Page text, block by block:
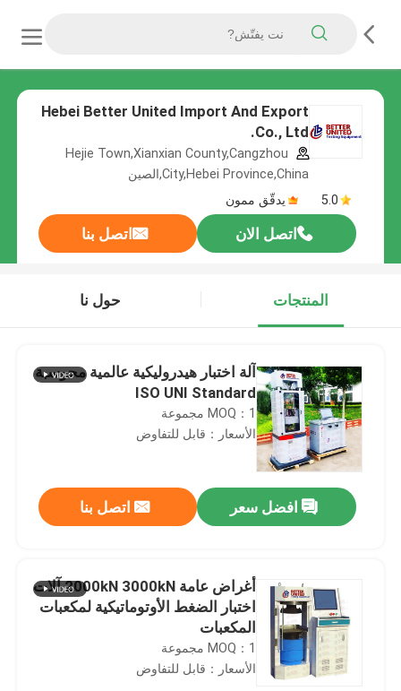
Hebei Better United Import And Export
Co., Ltd.
Hejie Town,Xianxian County,Cangzhou
City,Hebei Province,China,الصين
5.0
يدقّق ممون
اتصل الان اتصل بنا
المنتجات حول نا
آلة اختبار هيدروليكية عالمية محوسبة
ISO UNI Standard
MOQ：1 مجموعة
الأسعار：قابل للتفاوض
افضل سعر اتصل بنا
أغراض عامة 2000kN 3000kN آلات
اختبار الضغط الأوتوماتيكية لمكعبات
المكعبات
MOQ：1 مجموعة
الأسعار：قابل للتفاوض